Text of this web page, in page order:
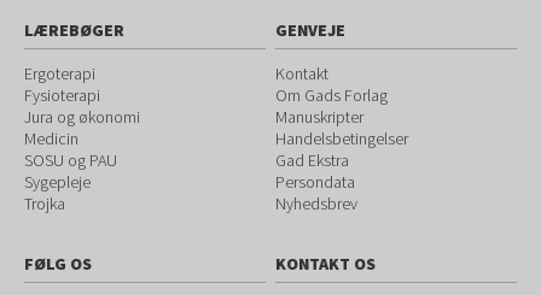
LÆREBØGER
Ergoterapi
Fysioterapi
Jura og økonomi
Medicin
SOSU og PAU
Sygepleje
Trojka
GENVEJE
Kontakt
Om Gads Forlag
Manuskripter
Handelsbetingelser
Gad Ekstra
Persondata
Nyhedsbrev
FØLG OS KONTAKT OS